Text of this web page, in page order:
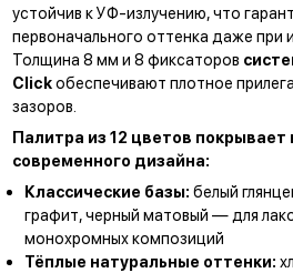
устойчив к УФ-излучению, что
первоначального оттенка даже при
Толщина 8 мм и 8 фиксаторов
Clickобеспечивают плотное
зазоров.
Палитра из 12 цветов покрывает
современного дизайна:
Классические базы: белый
графит, черный матовый — для
монохромных композиций
Тёплые натуральные оттенки: